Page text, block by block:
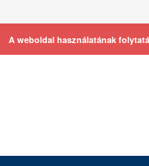
A weboldal használatának